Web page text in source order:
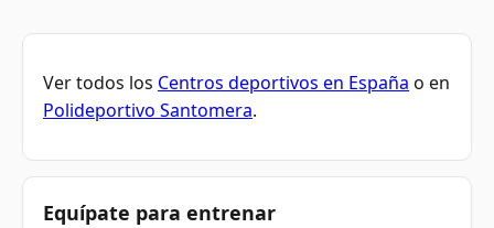
Ver todos los Centros deportivos en España o en
Polideportivo Santomera.
Equípate para entrenar